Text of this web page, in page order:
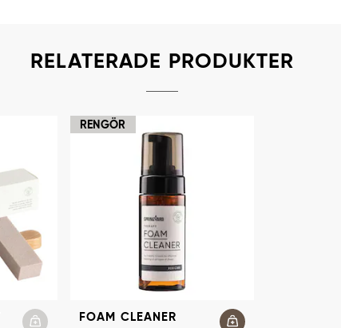
RELATERADE PRODUKTER
RENGÖR
FOAM CLEANER